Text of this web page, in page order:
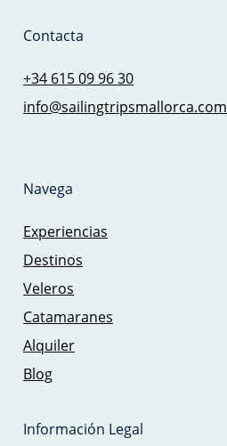
Contacta
+34 615 09 96 30
info@sailingtripsmallorca.com
Navega
Experiencias
Destinos
Veleros
Catamaranes
Alquiler
Blog
Información Legal